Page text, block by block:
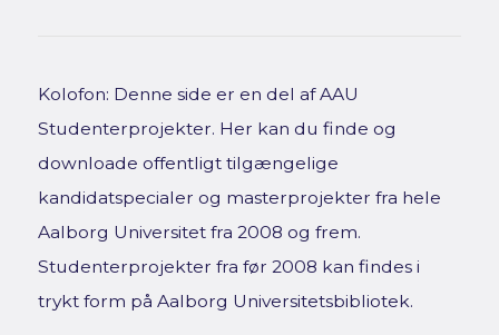
Kolofon: Denne side er en del af AAU
Studenterprojekter. Her kan du finde og
downloade offentligt tilgængelige
kandidatspecialer og masterprojekter fra hele
Aalborg Universitet fra 2008 og frem.
Studenterprojekter fra før 2008 kan findes i
trykt form på Aalborg Universitetsbibliotek.